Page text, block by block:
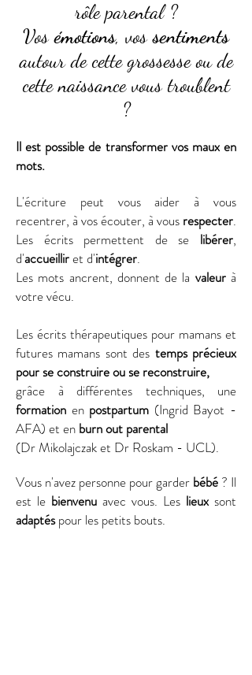
rôle parental ?
Vosémotions, vossentiments
autour de cette grossesse ou de
cette naissance vous troublent
?
Il est possible de transformer vos maux en
mots.
L'écriture peut vous aider à vous
recentrer, à vos écouter, à vous respecter.
Les écrits permettent de se libérer,
d'accueilliret d'intégrer.
Les mots ancrent, donnent de la valeurà
votre vécu.
Les écrits thérapeutiques pour mamans et
futures mamans sont des temps précieux
pour seconstruireou se reconstruire,
grâce à différentes techniques, une
formation en postpartum ​ (Ingrid Bayot -
AFA) et en burn out parental
(Dr Mikolajczak et Dr Roskam - UCL).
Vous n'avez personne pour garder bébé ? Il
est le bienvenu avec vous. Les lieux sont
adaptéspour les petits bouts.